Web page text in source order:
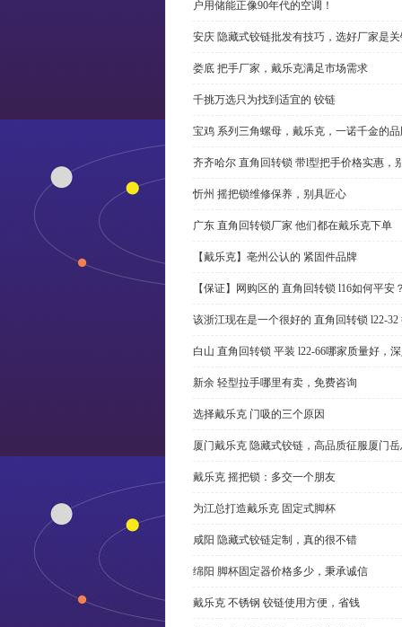
户用储能正像90年代的空调！
安庆 隐藏式铰链批发有技巧，选好厂家是
娄底 把手厂家，戴乐克满足市场需求
千挑万选只为找到适宜的 铰链
宝鸡 系列三角螺母，戴乐克，一诺千金的
齐齐哈尔 直角回转锁 带l型把手价格实惠，
忻州 摇把锁维修保养，别具匠心
广东 直角回转锁厂家 他们都在戴乐克下单
【戴乐克】亳州公认的 紧固件品牌
【保证】网购区的 直角回转锁 l16如何平安
该浙江现在是一个很好的 直角回转锁 l22-
白山 直角回转锁 平装 l22-66哪家质量好，
新余 轻型拉手哪里有卖，免费咨询
选择戴乐克 门吸的三个原因
厦门戴乐克 隐藏式铰链，高品质征服厦门
戴乐克 摇把锁：多交一个朋友
为江总打造戴乐克 固定式脚杯
咸阳 隐藏式铰链定制，真的很不错
绵阳 脚杯固定器价格多少，秉承诚信
戴乐克 不锈钢 铰链使用方便，省钱